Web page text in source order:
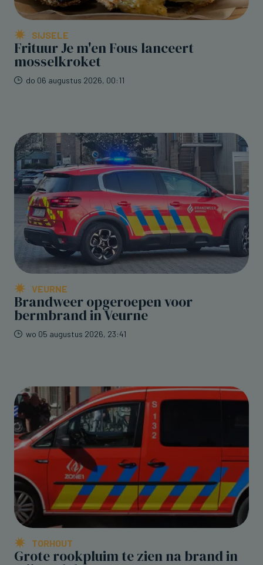
SIJSELE
Frituur Je m'en Fous lanceert
mosselkroket
do 06 augustus 2026, 00:11
VEURNE
Brandweer opgeroepen voor
bermbrand in Veurne
wo 05 augustus 2026, 23:41
TORHOUT
Grote rookpluim te zien na brand in